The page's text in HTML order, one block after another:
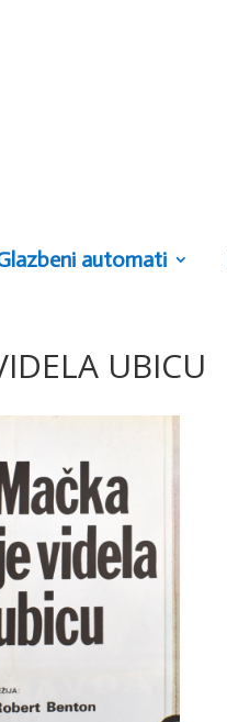
automati
UBICU